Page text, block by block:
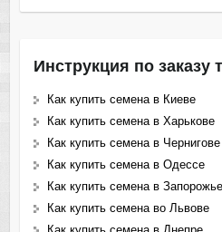
Инструкция по заказу
Как купить семена в Киеве
Как купить семена в Харькове
Как купить семена в Чернигове
Как купить семена в Одессе
Как купить семена в Запорожье
Как купить семена во Львове